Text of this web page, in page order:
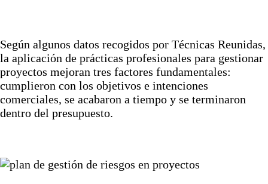
Según algunos datos recogidos por Técnicas Reunidas,
la aplicación de prácticas profesionales para gestionar
proyectos mejoran tres factores fundamentales:
cumplieron con los objetivos e intenciones
comerciales, se acabaron a tiempo y se terminaron
dentro del presupuesto.